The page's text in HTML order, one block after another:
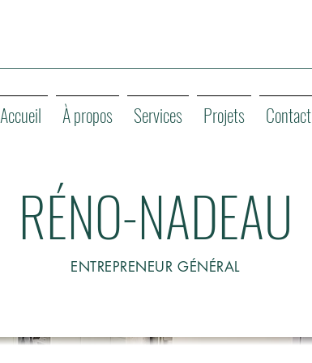
Accueil À propos Services Projets Contact
RÉNO-NADEAU
ENTREPRENEUR GÉNÉRAL